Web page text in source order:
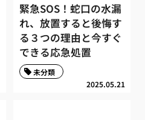
緊急SOS！蛇口の水漏
れ、放置すると後悔す
る３つの理由と今すぐ
できる応急処置
2025.05.21
未分類